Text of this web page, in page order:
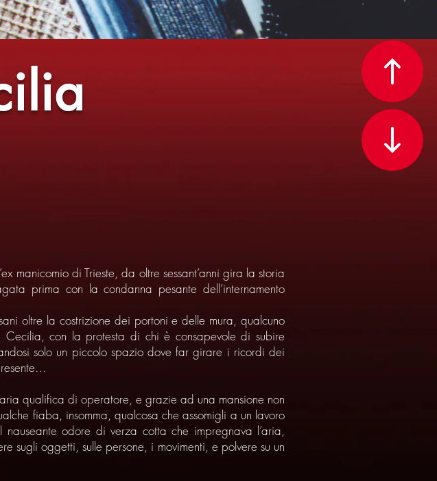
manicomio di Trieste, da oltre sessant’anni gira la storia
prima con la condanna pesante dell’internamento
oltre la costrizione dei portoni e delle mura, qualcuno
Cecilia, con la protesta di chi è consapevole di subire
solo un piccolo spazio dove far girare i ricordi dei
qualifica di operatore, e grazie ad una mansione non
fiaba, insomma, qualcosa che assomigli a un lavoro
odore di verza cotta che impregnava l’aria,
sugli oggetti, sulle persone, i movimenti, e polvere su un